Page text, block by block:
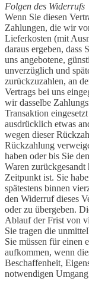
Folgen des Widerrufs
Wenn Sie diesen
Zahlungen, die wir
Lieferkosten (mit
daraus ergeben, dass
uns angebotene,
unverzüglich und
zurückzuzahlen, an
Vertrags bei uns
wir dasselbe
Transaktion
ausdrücklich etwas
wegen dieser
Rückzahlung
haben oder bis Sie
Waren
Zeitpunkt ist. Sie
spätestens binnen
den Widerruf dieses
oder zu übergeben.
Ablauf der Frist von
Sie tragen die
Sie müssen für einen
aufkommen, wenn
Beschaffenheit,
notwendigen